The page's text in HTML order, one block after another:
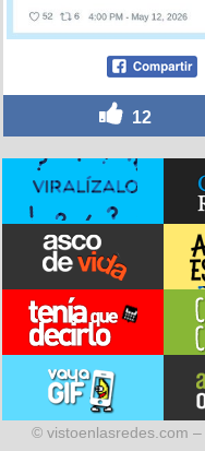
12
© vistoenlasredes.com –